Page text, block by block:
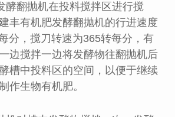
酵翻抛机在投料搅拌区进行搅
丰有机肥发酵翻抛机的行进速度
分，搅刀转速为365转每分，有
边搅拌一边将发酵物往翻抛机后
槽中投料区的空间，以便于继续
作生物有机肥。